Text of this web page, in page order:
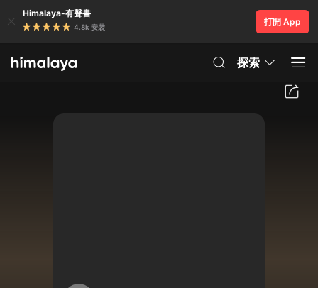
Himalaya-有聲書
4.8k 安裝
打開 App
探索